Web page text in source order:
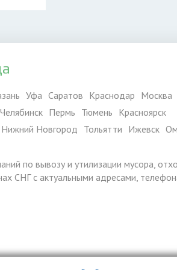
Уфа Саратов Краснодар Москва
Челябинск Пермь Тюмень Красноярск
Нижний Новгород Тольятти Ижевск
по вывозу и утилизации мусора,
СНГ с актуальными адресами,